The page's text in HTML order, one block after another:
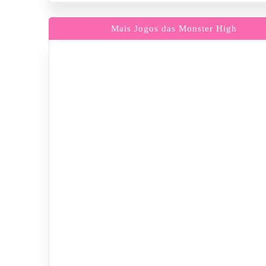
Mais Jogos das Monster High